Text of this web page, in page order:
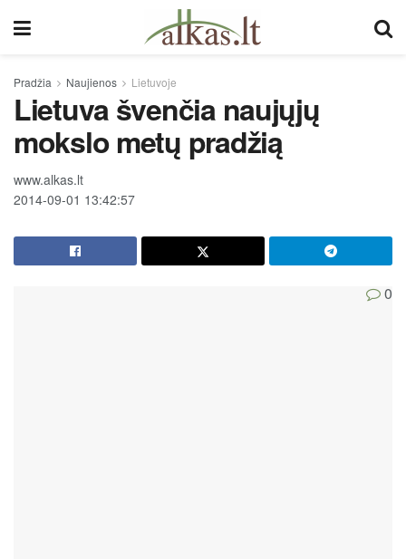
Pradžia Naujienos Lietuvoje
Lietuva švenčia naujųjų
mokslo metų pradžią
www.alkas.lt
2014-09-01 13:42:57
0